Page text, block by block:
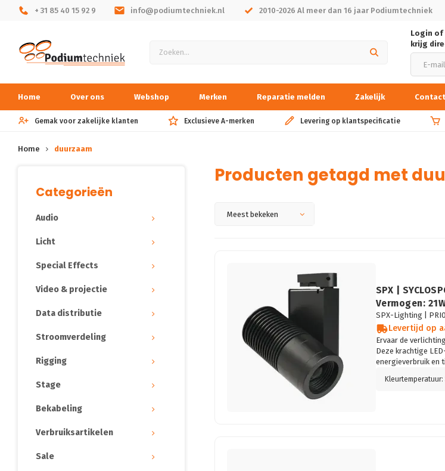
+ 31 85 40 15 92 9 info@podiumtechniek.nl 2010-2026 Al meer dan 16 jaar Podiumtechniek
Login of
krijg
Home Over ons Webshop Merken Reparatie melden Zakelijk Contact
Gemak voor zakelijke klanten Exclusieve A-merken Levering op klantspecificatie
Home duurzaam
Categorieën
Audio
Licht
Special Effects
Video & projectie
Data distributie
Stroomverdeling
Rigging
Stage
Bekabeling
Verbruiksartikelen
Sale
Producten getagd met
Meest bekeken
SPX |
Vermogen:
SPX-Lighting |
Levertijd op
Ervaar de
Deze krachtige
energieverbruik en